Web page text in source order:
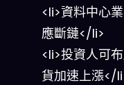
<li>資料中心
應斷鏈</li>
<li>投資人可
貨加速上漲</